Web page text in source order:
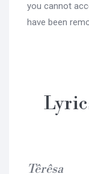
you cannot
have been
Têrêsa